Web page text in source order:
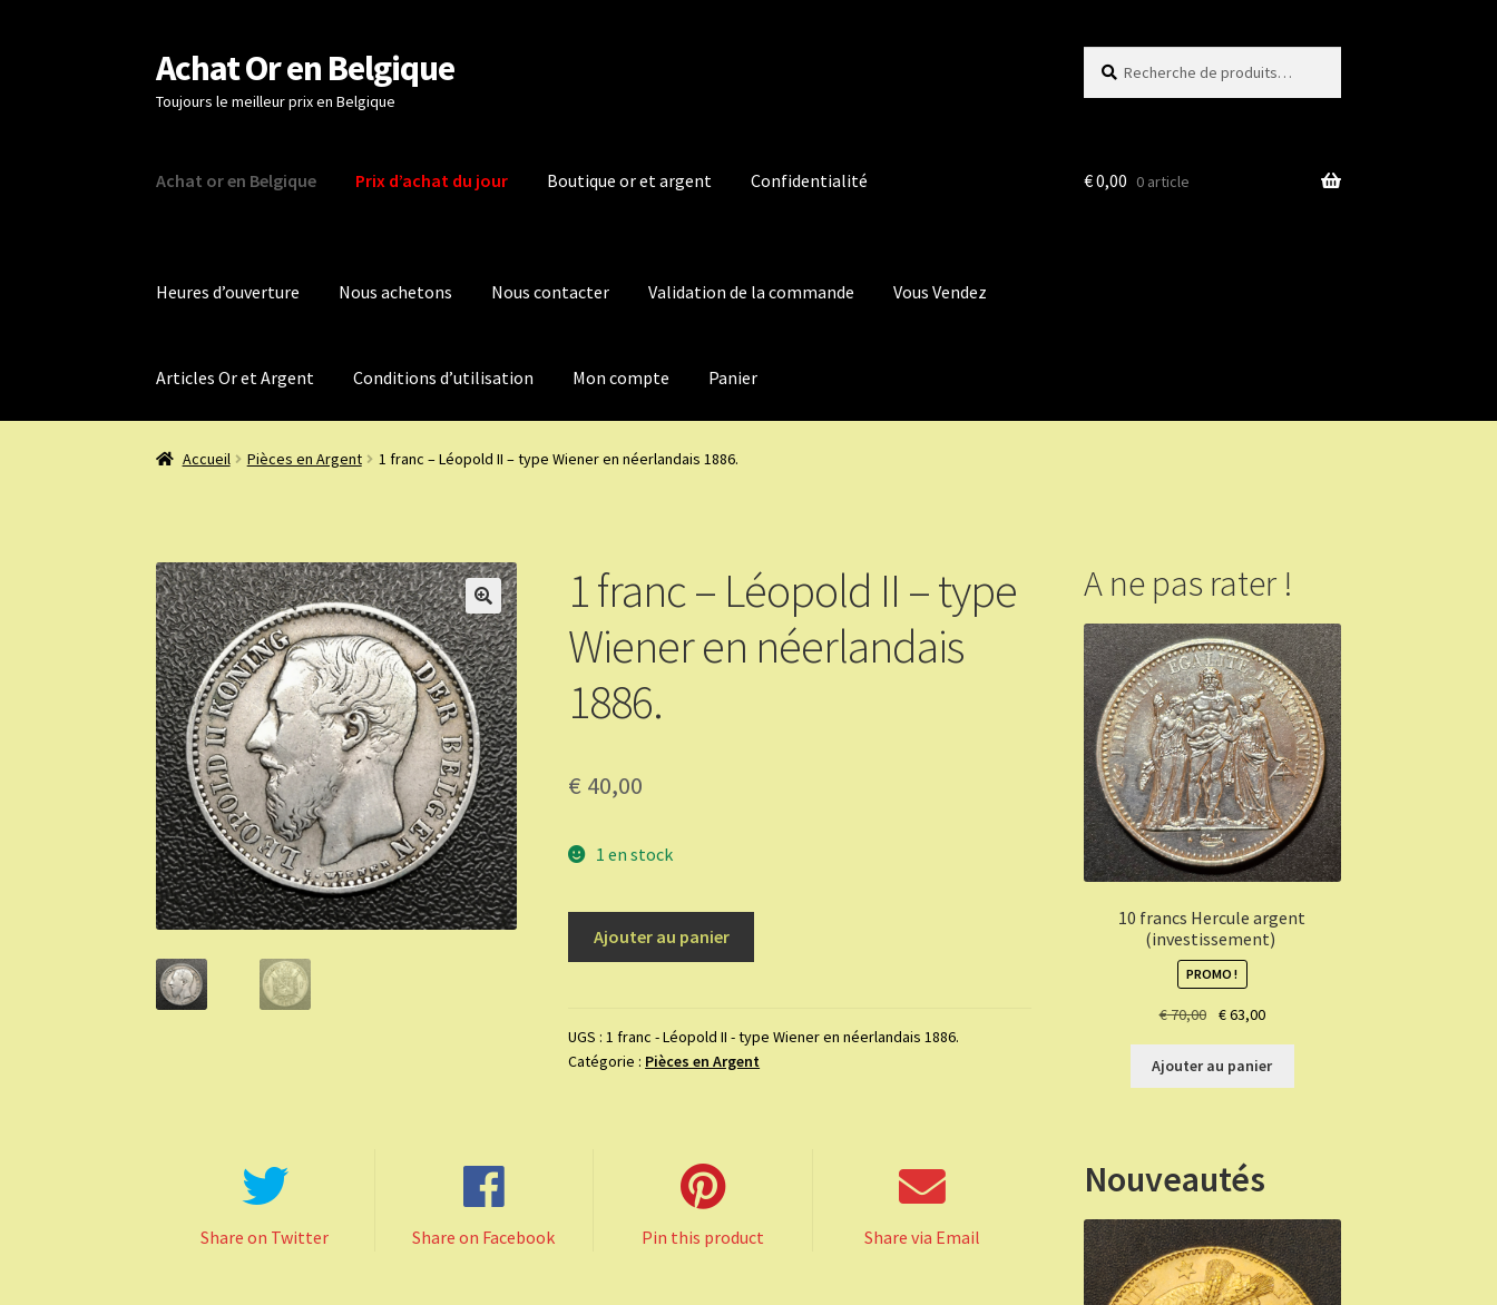
Aller
à
la
Aller
au
contenu
Achat Or en Belgique
Toujours le meilleur prix en Belgique
pour :
Achat or en Belgique Prix d’achat du jour Boutique or et argent Confidentialité
Heures d’ouverture Nous achetons Nous contacter Validation de la commande Vous Vendez
Articles Or et Argent Conditions d’utilisation Mon compte Panier
€0,00 0 article
Accueil Pièces en Argent 1 franc – Léopold II – type Wiener en néerlandais 1886.
1 franc – Léopold II – type
Wiener en néerlandais
1886.
€ 40,00
1 en stock
-
Léopold
néerlandais
Ajouter au panier
UGS :1 franc - Léopold II - type Wiener en néerlandais 1886.
Catégorie : Pièces en Argent
Share on Twitter Share on Facebook Pin this product Share via Email
A ne pas rater !
10 francs Hercule argent
(investissement)
PROMO !
€70,00
Le
initial
était :
€63,00Le
actuel
est :
Ajouter au panier
Nouveautés